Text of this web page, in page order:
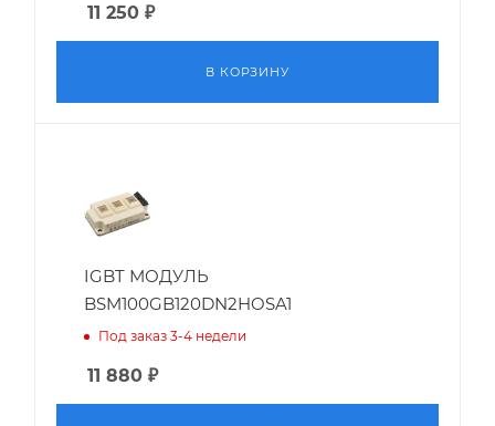
11 250 ₽
В КОРЗИНУ
IGBT МОДУЛЬ
BSM100GB120DN2HOSA1
Под заказ 3-4 недели
11 880 ₽